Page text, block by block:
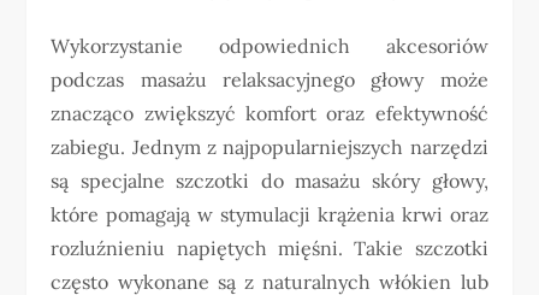
Wykorzystanie odpowiednich akcesoriów
podczas masażu relaksacyjnego głowy może
znacząco zwiększyć komfort oraz efektywność
zabiegu. Jednym z najpopularniejszych narzędzi
są specjalne szczotki do masażu skóry głowy,
które pomagają w stymulacji krążenia krwi oraz
rozluźnieniu napiętych mięśni. Takie szczotki
często wykonane są z naturalnych włókien lub